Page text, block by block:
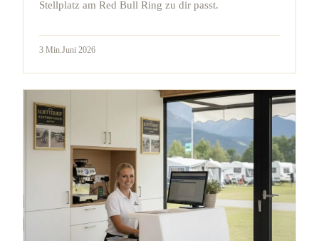
Stellplatz am Red Bull Ring zu dir passt.
3 Min.Juni 2026